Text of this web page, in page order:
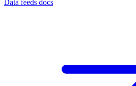
Data feeds docs